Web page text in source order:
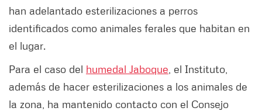
han adelantado esterilizaciones a perros
identificados como animales ferales que habitan en
el lugar.
Para el caso del humedal Jaboque , el Instituto,
además de hacer esterilizaciones a los animales de
la zona, ha mantenido contacto con el Consejo